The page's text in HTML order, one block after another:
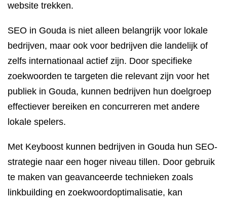
website trekken.
SEO in Gouda is niet alleen belangrijk voor lokale
bedrijven, maar ook voor bedrijven die landelijk of
zelfs internationaal actief zijn. Door specifieke
zoekwoorden te targeten die relevant zijn voor het
publiek in Gouda, kunnen bedrijven hun doelgroep
effectiever bereiken en concurreren met andere
lokale spelers.
Met Keyboost kunnen bedrijven in Gouda hun SEO-
strategie naar een hoger niveau tillen. Door gebruik
te maken van geavanceerde technieken zoals
linkbuilding en zoekwoordoptimalisatie, kan